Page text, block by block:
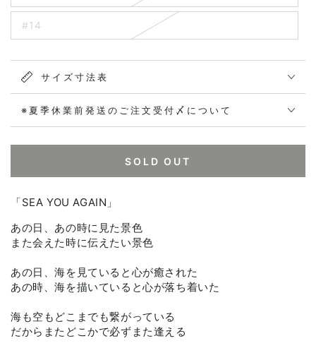
#14
サイズ寸法表
※夏季休業前発送のご注文受付〆について
SOLD OUT
「SEA YOU AGAIN」
あの日、あの時に見た景色
また会えた時に伝えたい景色
あの日、海を見ていると心が癒された
あの時、海を描いていると心が落ち着いた
海も空もどこまでも繋がっている
だからまたどこかで必ずまた逢える